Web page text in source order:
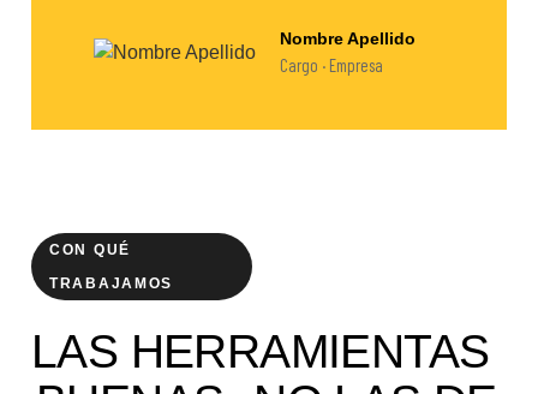
Nombre Apellido
Cargo · Empresa
CON QUÉ
TRABAJAMOS
LAS HERRAMIENTAS